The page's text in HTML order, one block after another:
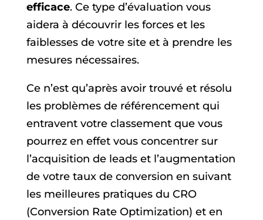
efficace. Ce type d’évaluation vous
aidera à découvrir les forces et les
faiblesses de votre site et à prendre les
mesures nécessaires.
Ce n’est qu’après avoir trouvé et résolu
les problèmes de référencement qui
entravent votre classement que vous
pourrez en effet vous concentrer sur
l’acquisition de leads et l’augmentation
de votre taux de conversion en suivant
les meilleures pratiques du CRO
(Conversion Rate Optimization) et en